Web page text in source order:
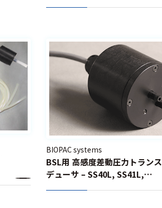
BIOPAC systems
BSL用 高感度差動圧力トランス
デューサ – SS40L, SS41L,